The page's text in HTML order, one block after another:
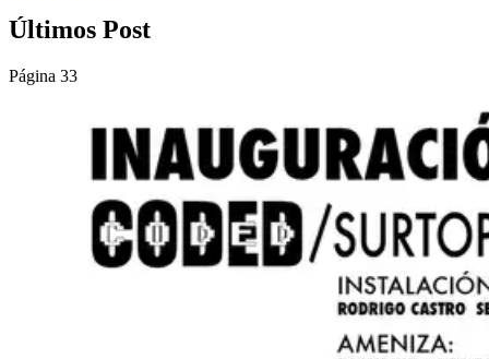
Últimos Post
Página 33